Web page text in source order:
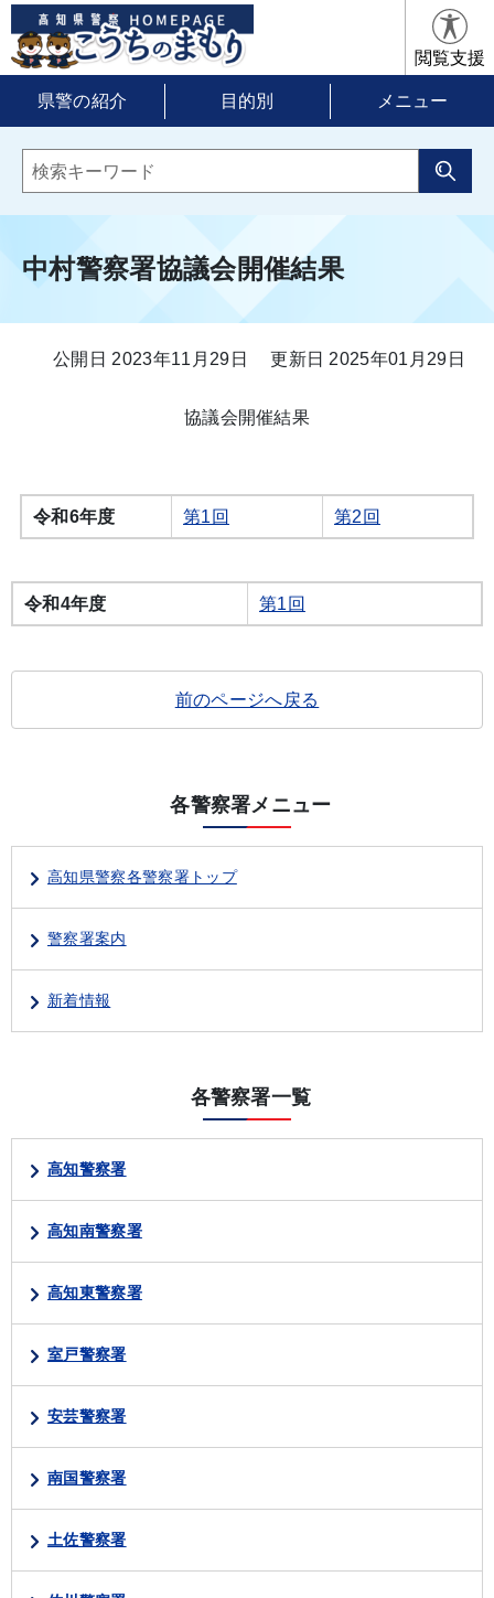
閲覧支援
県警の紹介 目的別 メニュー
中村警察署協議会開催結果
公開日 2023年11月29日 更新日 2025年01月29日
協議会開催結果
令和6年度 第1回 第2回
令和4年度 第1回
前のページへ戻る
各警察署メニュー
高知県警察各警察署トップ
警察署案内
新着情報
各警察署一覧
高知警察署
高知南警察署
高知東警察署
室戸警察署
安芸警察署
南国警察署
土佐警察署